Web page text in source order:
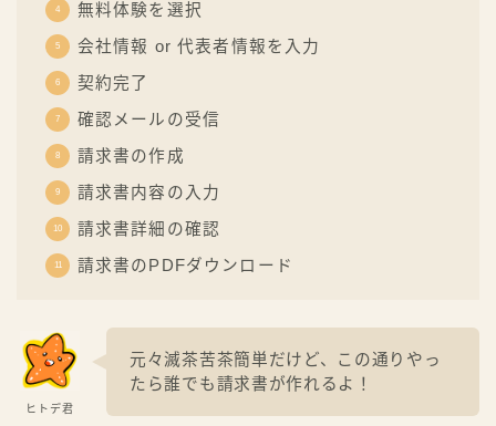
無料体験を選択
会社情報 or 代表者情報を入力
契約完了
確認メールの受信
請求書の作成
請求書内容の入力
請求書詳細の確認
請求書のPDFダウンロード
ヒトデ君
元々滅茶苦茶簡単だけど、この通りやっ
たら誰でも請求書が作れるよ！